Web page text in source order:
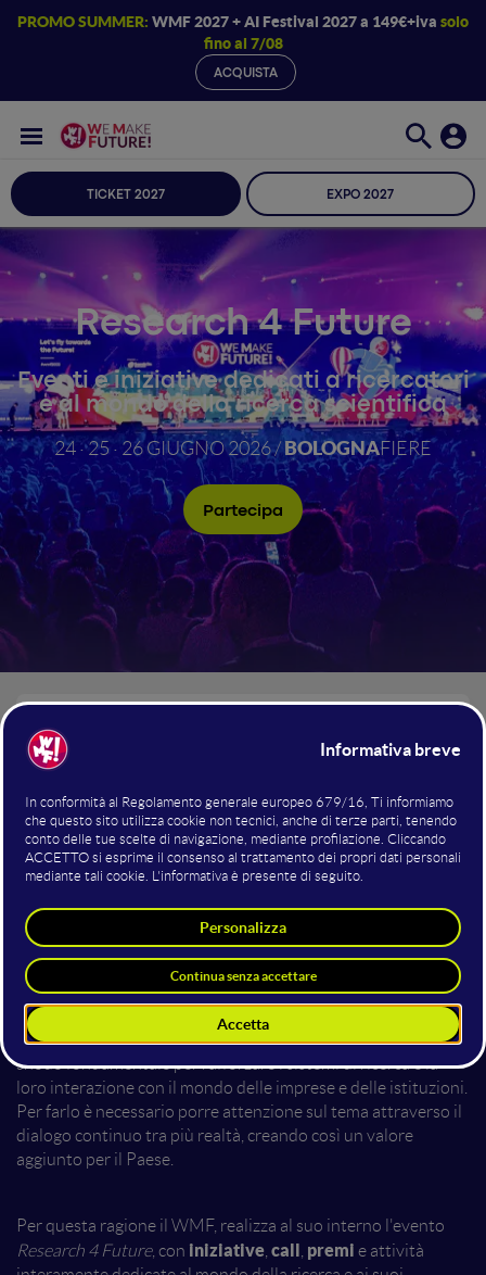
PROMO SUMMER: WMF 2027 + AI Festival 2027 a 149€+iva solo
fino al 7/08
ACQUISTA
TICKET 2027 EXPO 2027
Research 4 Future
Eventi e iniziative dedicati a ricercatori
e al mondo della ricerca scientifica
24 · 25 · 26 GIUGNO 2026 /BOLOGNAFIERE
Partecipa
Speaker
Ricerca scientifica, innovazione, creatività e futuro
sostenibile
. È da questi cardini che si costruiscono
fondamenta solide per lo sviluppo del nostro Paese.
Tra i pilastri delPNRRfigura infatti "Istruzione e ricerca",
snodo fondamentale per rafforzare i sistemi di ricerca e la
loro interazione con il mondo delle imprese e delle istituzioni.
Per farlo è necessario porre attenzione sul tema attraverso il
dialogo continuo tra più realtà, creando così un valore
aggiunto per il Paese.
Per questa ragione il WMF, realizza al suo interno l'evento
Research 4 Future, con iniziative call premi e attività